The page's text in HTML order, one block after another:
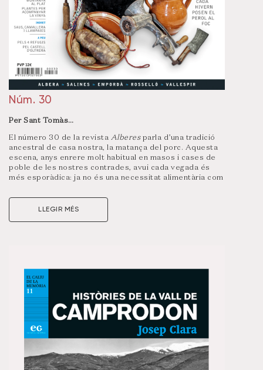
Núm. 30
Per Sant Tomàs…
El número 30 de la revista Alberesparla d’una tradició
ancestral de casa nostra, la matança del porc. Aquesta
escena, anys enrere molt habitual en masos i cases de
poble de les nostres contrades, avui cada vegada és
més esporàdica: ja no és una necessitat alimentària com
colesterol en dissuadeix el consum de la gent. En aquest
dossier, però, recuperem el seu llegat parlant amb
amb la Miquela Valls, gran defensora de la llengua, la
cultura i la literatura catalana a la Catalunya del Nord; els
‘Primers relleus’, de la mà d’Henar Galán; la trajectòria
dels Lladó de Borrassà al ‘Retrat de família’, o els racons
de Saus, Camallera i Llampaies a l”Indret’. Com sempre,
també hi ha articles de patrimoni, dues rutes per fer a
peu i continguts que fan una picada d’ullet a l’actualitat.
Visualitza un resum d’aquest número clicant a la
portada
LLEGIR MÉS